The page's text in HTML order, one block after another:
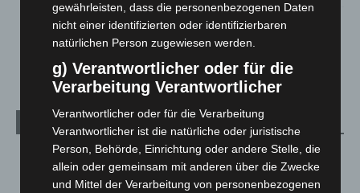
Hannover: Polizei stoppt 166 Trunkenheitsfahrten bei
Großkontrolle
Blaulicht
2.798
Corona-News
712
gewährleisten, dass die personenbezogenen Daten
nicht einer identifizierten oder identifizierbaren
natürlichen Person zugewiesen werden.
g) Verantwortlicher oder für die
Verarbeitung Verantwortlicher
Verantwortlicher oder für die Verarbeitung
Verantwortlicher ist die natürliche oder juristische
Person, Behörde, Einrichtung oder andere Stelle, die
allein oder gemeinsam mit anderen über die Zwecke
und Mittel der Verarbeitung von personenbezogenen